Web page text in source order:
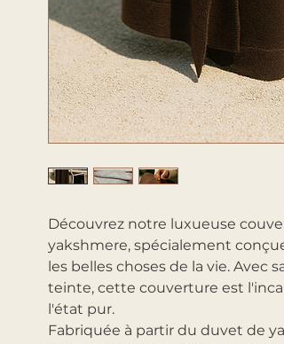
Découvrez notre luxueuse
yakshmere, spécialement
les belles choses de la vie. Avec
teinte, cette couverture est
l'état pur.
Fabriquée à partir du duvet de